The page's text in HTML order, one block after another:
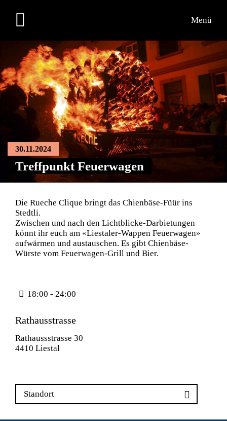
Übersicht
Menü
30.11.2024
Treffpunkt Feuerwagen
Die Rueche Clique bringt das Chienbäse-Füür ins
Stedtli.
Zwischen und nach den Lichtblicke-Darbietungen
könnt ihr euch am «Liestaler-Wappen Feuerwagen»
aufwärmen und austauschen. Es gibt Chienbäse-
Würste vom Feuerwagen-Grill und Bier.
18:00 - 24:00
Rathausstrasse
Rathaussstrasse 30
4410 Liestal
Standort